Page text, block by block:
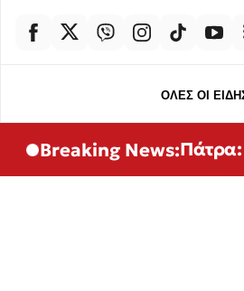
ΟΛΕΣ ΟΙ
Breaking News: